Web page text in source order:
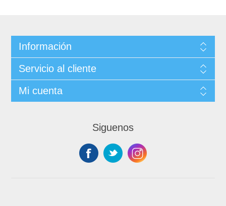
Información
Servicio al cliente
Mi cuenta
Siguenos